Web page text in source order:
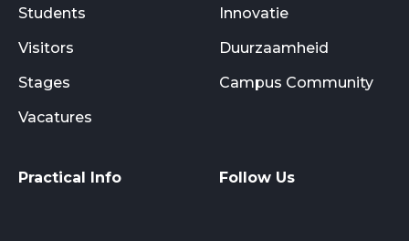
Students
Visitors
Stages
Vacatures
Innovatie
Duurzaamheid
Campus Community
Practical Info Follow Us